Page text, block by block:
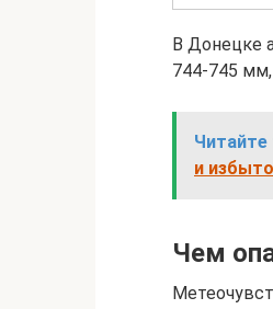
В Донецке
744-745
и
Чем